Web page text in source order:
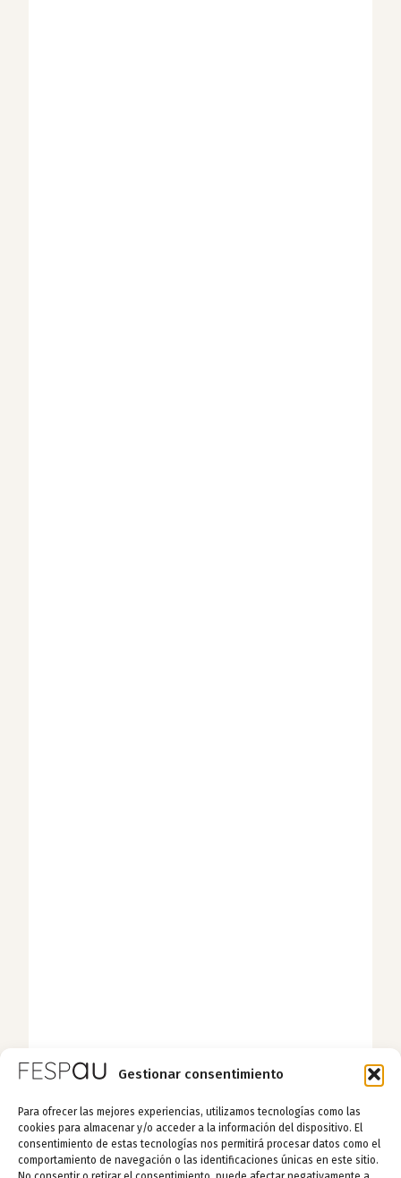
Gestionar consentimiento
Para ofrecer las mejores experiencias, utilizamos tecnologías como las
cookies para almacenar y/o acceder a la información del dispositivo. El
consentimiento de estas tecnologías nos permitirá procesar datos como el
comportamiento de navegación o las identificaciones únicas en este sitio.